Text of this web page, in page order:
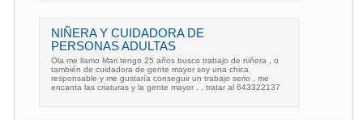
NIÑERA Y CUIDADORA DE
PERSONAS ADULTAS
Ola me llamo Mari tengo 25 años busco trabajo de niñera , o
también de cuidadora de gente mayor soy una chica
responsable y me gustaría conseguir un trabajo serio , me
encanta las criaturas y la gente mayor . . tratar al 643322137